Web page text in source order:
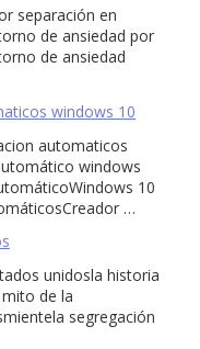
separación en
de ansiedad por
de ansiedad
windows 10
automaticos
windows
10
…
unidosla historia
de la
segregación